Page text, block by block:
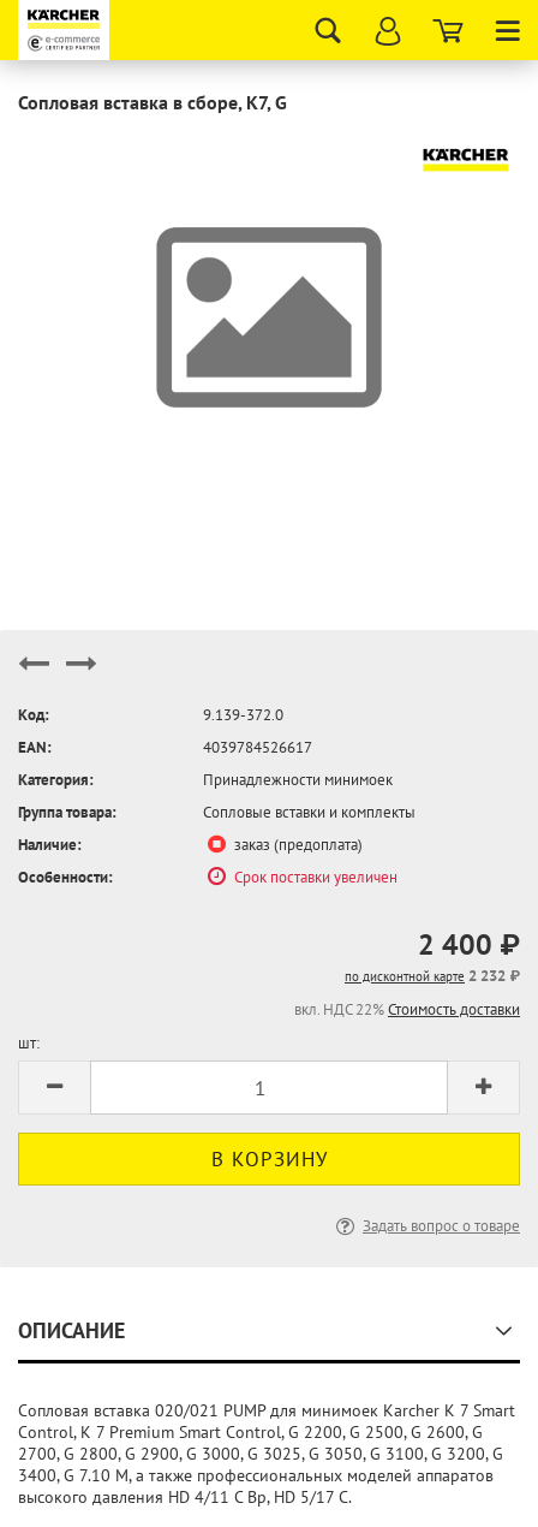
Сопловая вставка в сборе, K7, G
Код:
9.139-372.0
EAN:
4039784526617
Категория:
Принадлежности минимоек
Группа товара:
Сопловые вставки и комплекты
Наличие:
заказ (предоплата)
Особенности:
Срок поставки увеличен
2 400 ₽
по дисконтной карте 2 232 ₽
вкл. НДС 22%Стоимость доставки
шт:
Задать вопрос о товаре
ОПИСАНИЕ
Сопловая вставка 020/021 PUMP для минимоек Karcher K 7 Smart
Control, K 7 Premium Smart Control, G 2200, G 2500, G 2600, G
2700, G 2800, G 2900, G 3000, G 3025, G 3050, G 3100, G 3200, G
3400, G 7.10 M, а также профессиональных моделей аппаратов
высокого давления HD 4/11 C Bp, HD 5/17 C.